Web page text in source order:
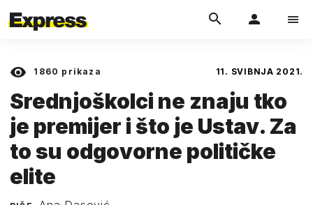
1860 prikaza 11. SVIBNJA 2021.
Srednjoškolci ne znaju tko
je premijer i što je Ustav. Za
to su odgovorne političke
elite